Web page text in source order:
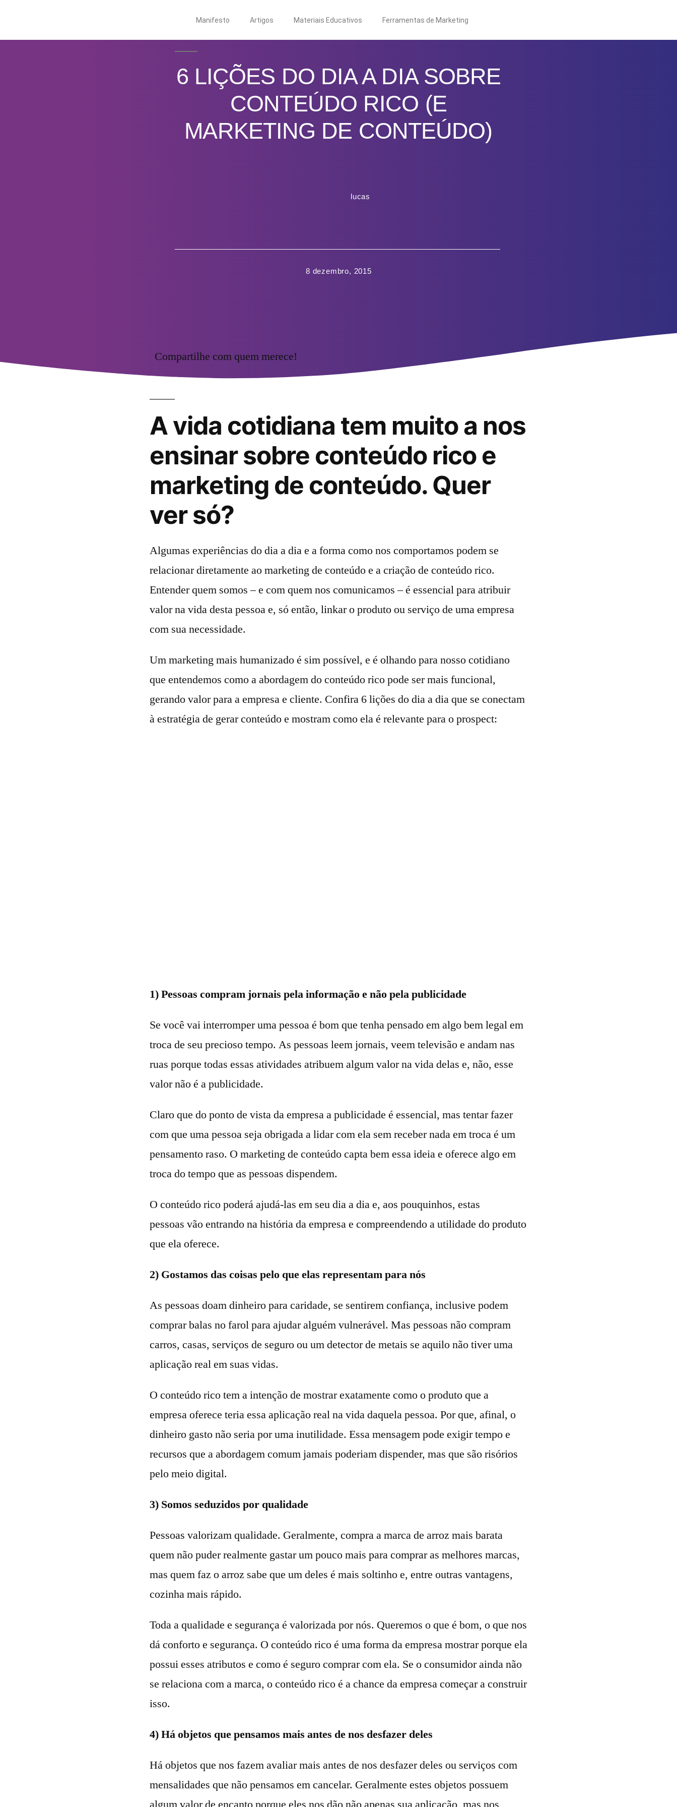
Manifesto Artigos Materiais Educativos Ferramentas de Marketing
6 LIÇÕES DO DIA A DIA SOBRE
CONTEÚDO RICO (E
MARKETING DE CONTEÚDO)
lucas
8 dezembro, 2015
Compartilhe com quem merece!
A vida cotidiana tem muito a nos
ensinar sobre conteúdo rico e
marketing de conteúdo. Quer
ver só?
Algumas experiências do dia a dia e a forma como nos comportamos podem se
relacionar diretamente ao marketing de conteúdo e a criação de conteúdo rico.
Entender quem somos – e com quem nos comunicamos – é essencial para atribuir
valor na vida desta pessoa e, só então, linkar o produto ou serviço de uma empresa
com sua necessidade.
Um marketing mais humanizado é sim possível, e é olhando para nosso cotidiano
que entendemos como a abordagem do conteúdo rico pode ser mais funcional,
gerando valor para a empresa e cliente. Confira 6 lições do dia a dia que se conectam
à estratégia de gerar conteúdo e mostram como ela é relevante para o prospect:
1) Pessoas compram jornais pela informação e não pela publicidade
Se você vai interromper uma pessoa é bom que tenha pensado em algo bem legal em
troca de seu precioso tempo. As pessoas leem jornais, veem televisão e andam nas
ruas porque todas essas atividades atribuem algum valor na vida delas e, não, esse
valor não é a publicidade.
Claro que do ponto de vista da empresa a publicidade é essencial, mas tentar fazer
com que uma pessoa seja obrigada a lidar com ela sem receber nada em troca é um
pensamento raso. O marketing de conteúdo capta bem essa ideia e oferece algo em
troca do tempo que as pessoas dispendem.
O conteúdo rico poderá ajudá-las em seu dia a dia e, aos pouquinhos, estas
pessoas vão entrando na história da empresa e compreendendo a utilidade do produto
que ela oferece.
2) Gostamos das coisas pelo que elas representam para nós
As pessoas doam dinheiro para caridade, se sentirem confiança, inclusive podem
comprar balas no farol para ajudar alguém vulnerável. Mas pessoas não compram
carros, casas, serviços de seguro ou um detector de metais se aquilo não tiver uma
aplicação real em suas vidas.
O conteúdo rico tem a intenção de mostrar exatamente como o produto que a
empresa oferece teria essa aplicação real na vida daquela pessoa. Por que, afinal, o
dinheiro gasto não seria por uma inutilidade. Essa mensagem pode exigir tempo e
recursos que a abordagem comum jamais poderiam dispender, mas que são risórios
pelo meio digital.
3) Somos seduzidos por qualidade
Pessoas valorizam qualidade. Geralmente, compra a marca de arroz mais barata
quem não puder realmente gastar um pouco mais para comprar as melhores marcas,
mas quem faz o arroz sabe que um deles é mais soltinho e, entre outras vantagens,
cozinha mais rápido.
Toda a qualidade e segurança é valorizada por nós. Queremos o que é bom, o que nos
dá conforto e segurança. O conteúdo rico é uma forma da empresa mostrar porque ela
possui esses atributos e como é seguro comprar com ela. Se o consumidor ainda não
se relaciona com a marca, o conteúdo rico é a chance da empresa começar a construir
isso.
4) Há objetos que pensamos mais antes de nos desfazer deles
Há objetos que nos fazem avaliar mais antes de nos desfazer deles ou serviços com
mensalidades que não pensamos em cancelar. Geralmente estes objetos possuem